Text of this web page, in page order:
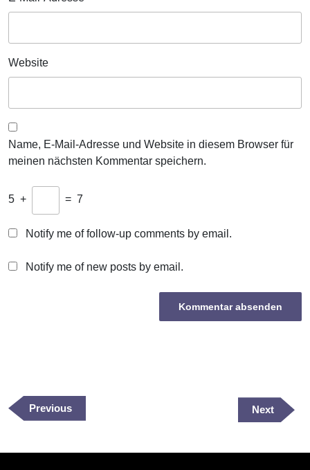
Website
Name, E-Mail-Adresse und Website in diesem Browser für
meinen nächsten Kommentar speichern.
5 + = 7
Notify me of follow-up comments by email.
Notify me of new posts by email.
Previous
Post
Previous
Next
Post
Next